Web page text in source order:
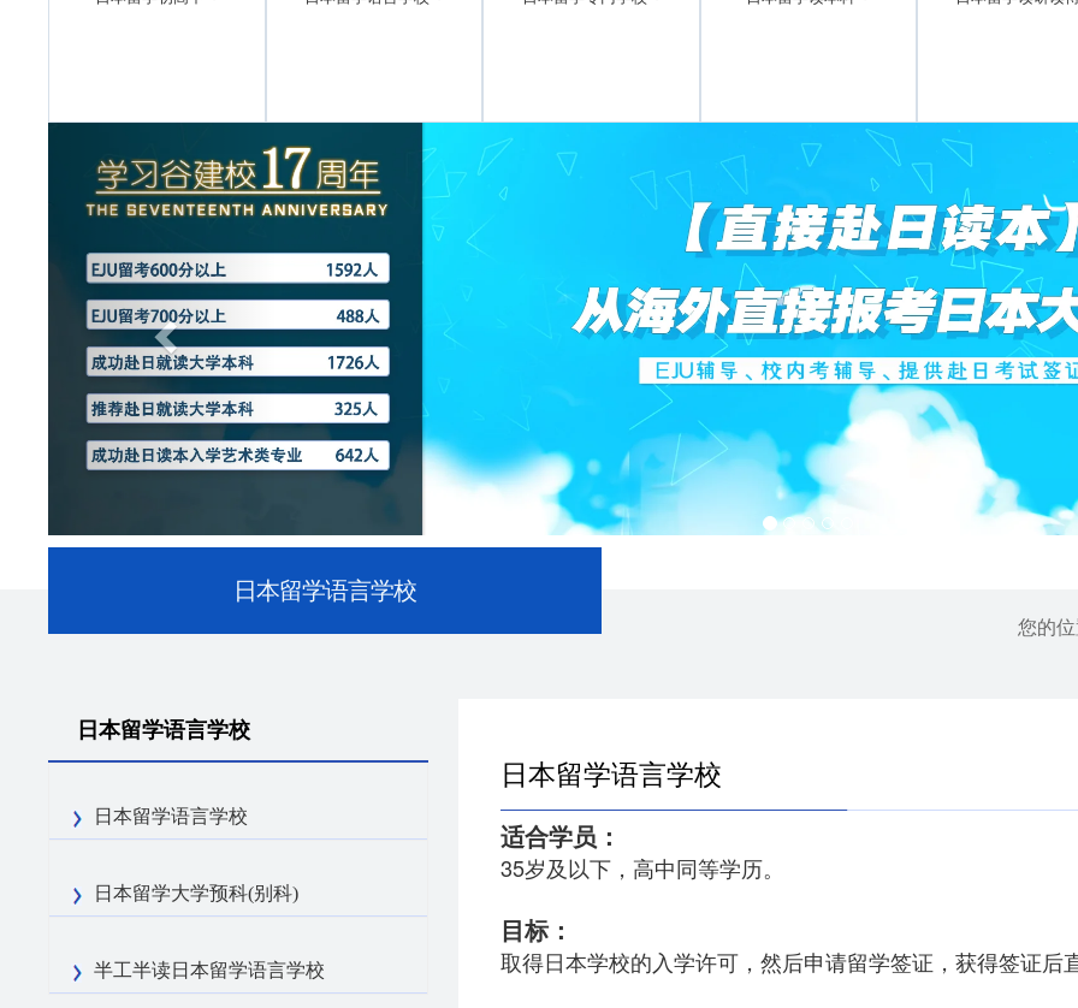
日本留学语言学校
您的
日本留学语言学校
日本留学语言学校
日本留学大学预科(别科)
半工半读日本留学语言学校
日本留学语言学校
适合学员：
35岁及以下，高中同等学历。
目标：
取得日本学校的入学许可，然后申请留学签证，获得签证后